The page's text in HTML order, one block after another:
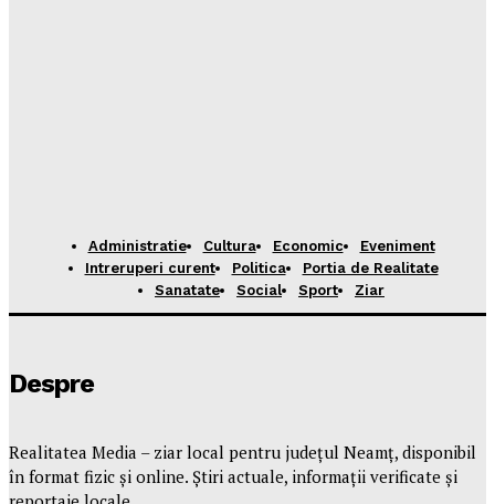
Administratie Cultura Economic
Eveniment
Intreruperi curent
Politica
Portia de Realitate
Sanatate
Social Sport Ziar
Despre
Realitatea Media – ziar local pentru județul Neamț, disponibil
în format fizic și online. Știri actuale, informații verificate și